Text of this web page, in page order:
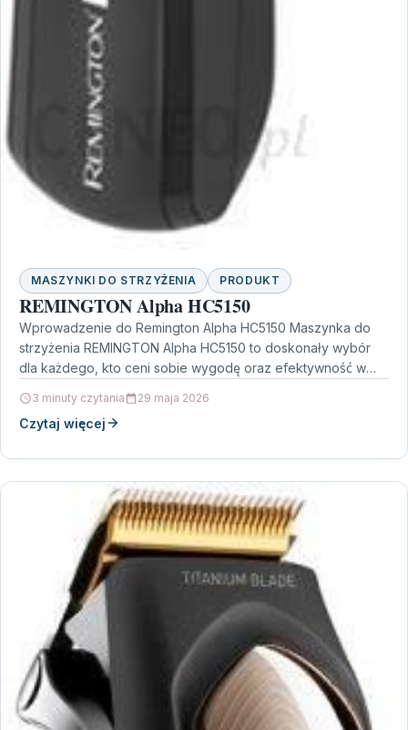
MASZYNKI DO STRZYŻENIA PRODUKT
REMINGTON Alpha HC5150
Wprowadzenie do Remington Alpha HC5150 Maszynka do
strzyżenia REMINGTON Alpha HC5150 to doskonały wybór
dla każdego, kto ceni sobie wygodę oraz efektywność w
3 minuty czytania 29 maja 2026
Czytaj więcej